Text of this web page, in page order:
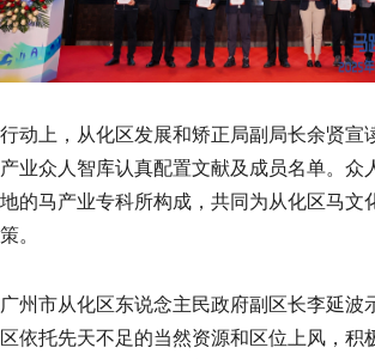
行动上，从化区发展和矫正局副局长余贤宣
产业众人智库认真配置文献及成员名单。众
地的马产业专科所构成，共同为从化区马文
策。
广州市从化区东说念主民政府副区长李延波
区依托先天不足的当然资源和区位上风，积